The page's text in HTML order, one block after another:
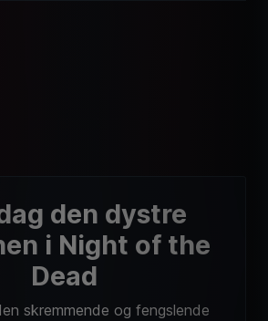
den dystre
i Night of the
Dead
skremmende og fengslende